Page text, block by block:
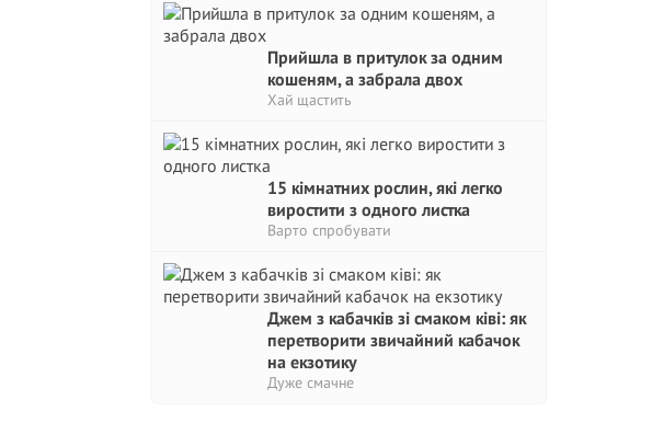
Прийшла в притулок за одним
кошеням, а забрала двох
Хай щастить
15 кімнатних рослин, які легко
виростити з одного листка
Варто спробувати
Джем з кабачків зі смаком ківі: як
перетворити звичайний кабачок
на екзотику
Дуже смачне